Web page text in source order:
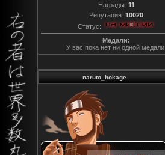
Награды: 11
Репутация: 10020
Статус:
Медали:
У вас пока нет ни одной медали.
naruto_hokage